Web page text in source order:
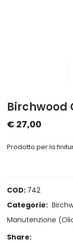
Birchwood
€ 27,00
Prodotto per la
COD: 742
Categorie:
Manutenzione
Share: